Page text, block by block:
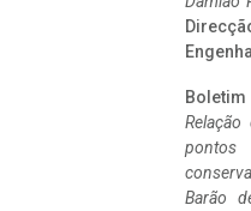
pontos
Barão